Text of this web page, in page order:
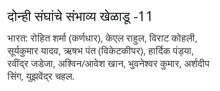
दोन्ही संघांचे संभाव्य खेळाडू -11
भारत: रोहित शर्मा (कर्णधार), केएल राहुल, विराट कोहली,
सूर्यकुमार यादव, ऋषभ पंत (विकेटकीपर), हार्दिक पंड्या,
रवींद्र जडेजा, अश्विन/आवेश खान, भुवनेश्वर कुमार, अर्शदीप
सिंग, युझवेंद्र चहल.